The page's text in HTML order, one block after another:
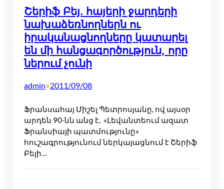
Շերիֆ Բեյ. հայերի ջարդերի
նախաձեռնողներն ու
իրականացնողները կատարել
են մի հանցագործություն, որը
ներում չունի
admin•2011/09/08
Ֆրանսահայ Միշել Պետրոսյանը, ով այսօր
արդեն 90-նն անց է, «Լեվանտեում ազատ
Ֆրանսիայի պատմությունը»
հուշագրությունում ներկայացնում է Շերիֆ
Բեյի…